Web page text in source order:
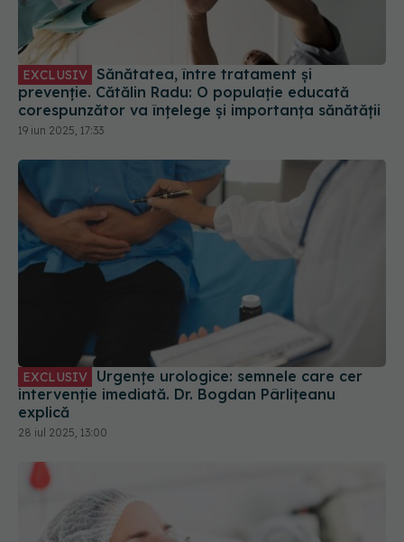
EXCLUSIV
prevenție. Cătălin Radu: O populație educată
corespunzător va înțelege și importanța sănătății
19 iun 2025, 17:33
EXCLUSIV
intervenție imediată. Dr. Bogdan Pârlițeanu
explică
28 iul 2025, 13:00